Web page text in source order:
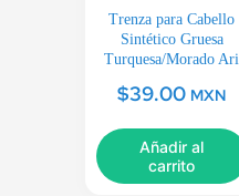
Trenza para Cabello
Sintético Gruesa
Turquesa/Morado Ari
$39.00 MXN
Añadir al
carrito